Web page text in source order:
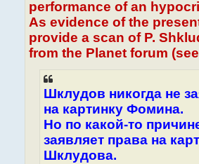
performance of an
As evidence of the
provide a scan of P.
from the Planet forum
Шклудов никогда не
на картинку Фомина.
Но по какой-то
заявляет права на
Шклудова.